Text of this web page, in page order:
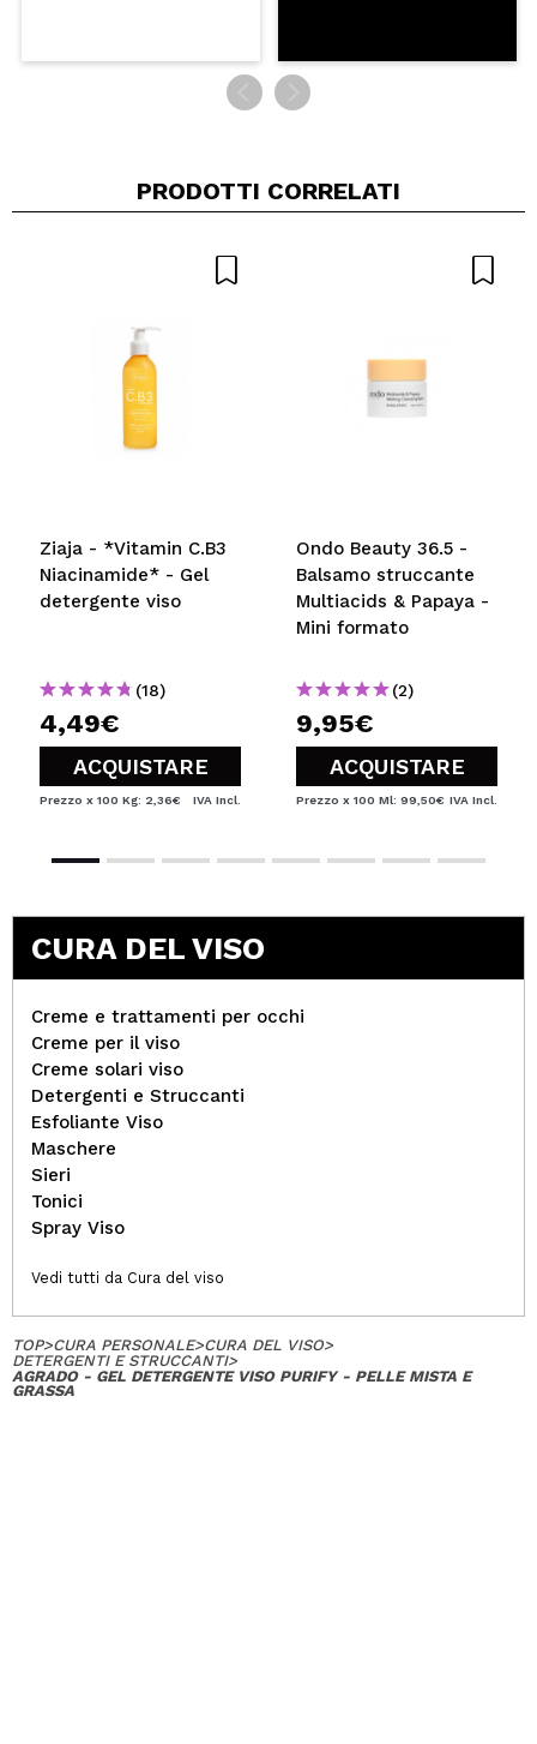
PRODOTTI CORRELATI
Ziaja - *Vitamin C.B3
Niacinamide* - Gel
detergente viso
(18)
4,49€
ACQUISTARE
Prezzo x 100 Kg: 2,36€ IVA Incl.
Ondo Beauty 36.5 -
Balsamo struccante
Multiacids & Papaya -
Mini formato
(2)
9,95€
ACQUISTARE
Prezzo x 100 Ml: 99,50€ IVA Incl.
CURA DEL VISO
Creme e trattamenti per occhi
Creme per il viso
Creme solari viso
Detergenti e Struccanti
Esfoliante Viso
Maschere
Sieri
Tonici
Spray Viso
Vedi tutti da Cura del viso
TOP>CURA PERSONALE>CURA DEL VISO>
DETERGENTI E STRUCCANTI>
AGRADO - GEL DETERGENTE VISO PURIFY - PELLE MISTA E
GRASSA